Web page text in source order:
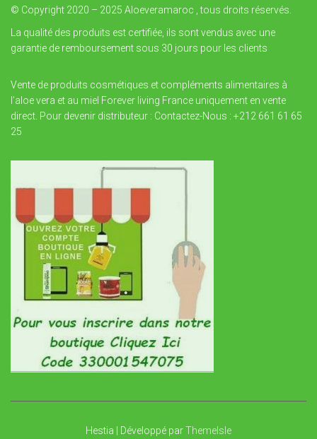
© Copyright 2020 – 2025 Aloeveramaroc , tous droits réservés.
La qualité des produits est certifiée, ils sont vendus avec une
garantie de remboursement sous 30 jours pour les clients
Vente de produits cosmétiques et compléments alimentaires à
l’aloe vera et au miel Forever living France uniquement en vente
direct. Pour devenir distributeur : Contactez-Nous : +212 661 61 65
25
Hestia | Développé parThemeIsle